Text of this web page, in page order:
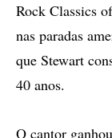
Rock Classics
nas paradas
que Stewart
40 anos.
O cantor